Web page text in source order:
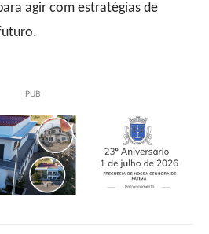
agir com estratégias de
PUB